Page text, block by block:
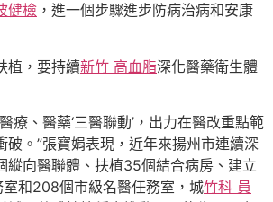
健檢 ，進一個步驟進步防病治病和安康
植，要持續新竹 高血脂深化醫藥衛生體
療、醫藥‘三醫聯動’，出力在醫改重點範
破。”張寶娟表現，近年來揚州市連續深
縱向醫聯體、扶植35個結合病房、建立
和208個市級名醫任務室，城竹科 員